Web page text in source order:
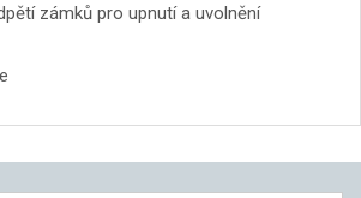
zámků pro upnutí a uvolnění